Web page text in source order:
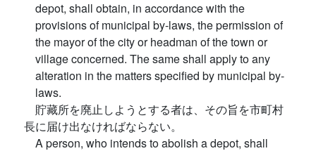
depot, shall obtain, in accordance with the
provisions of municipal by-laws, the permission of
the mayor of the city or headman of the town or
village concerned. The same shall apply to any
alteration in the matters specified by municipal by-
laws.
貯藏所を廃止しようとする者は、その旨を市町村
長に届け出なければならない。
A person, who intends to abolish a depot, shall